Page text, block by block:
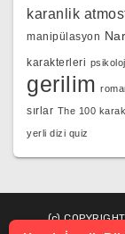
karanlik
manipülasyon
karakterleri
gerilim
sırlar The 100
yerli dizi quiz
(c)